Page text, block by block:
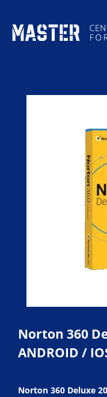
Norton 360
ANDROID /
Norton 360 Deluxe